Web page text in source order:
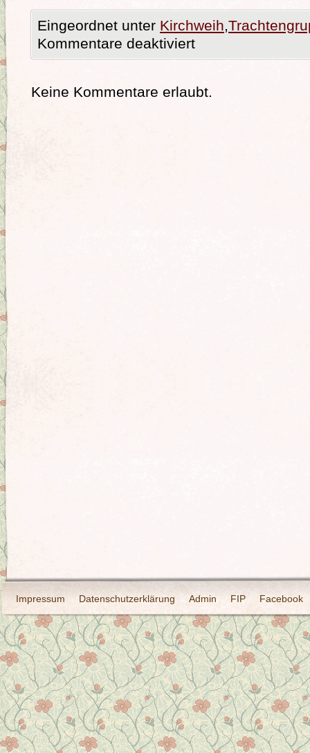
Eingeordnet unter Kirchweih,
Kommentare deaktiviert
Keine Kommentare erlaubt.
Impressum Datenschutzerklärung Admin FIP Facebook